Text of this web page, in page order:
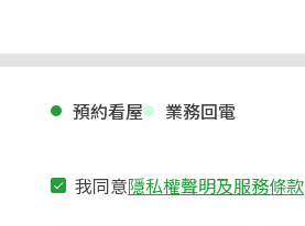
預約看屋 業務回電
我同意隱私權聲明及服務條款